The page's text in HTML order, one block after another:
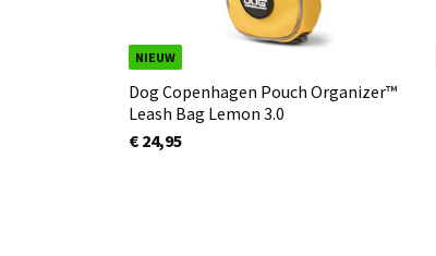
NIEUW
Dog Copenhagen Pouch Organizer™
Leash Bag Lemon 3.0
€ 24,95